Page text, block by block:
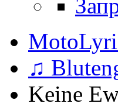
♫
Keine